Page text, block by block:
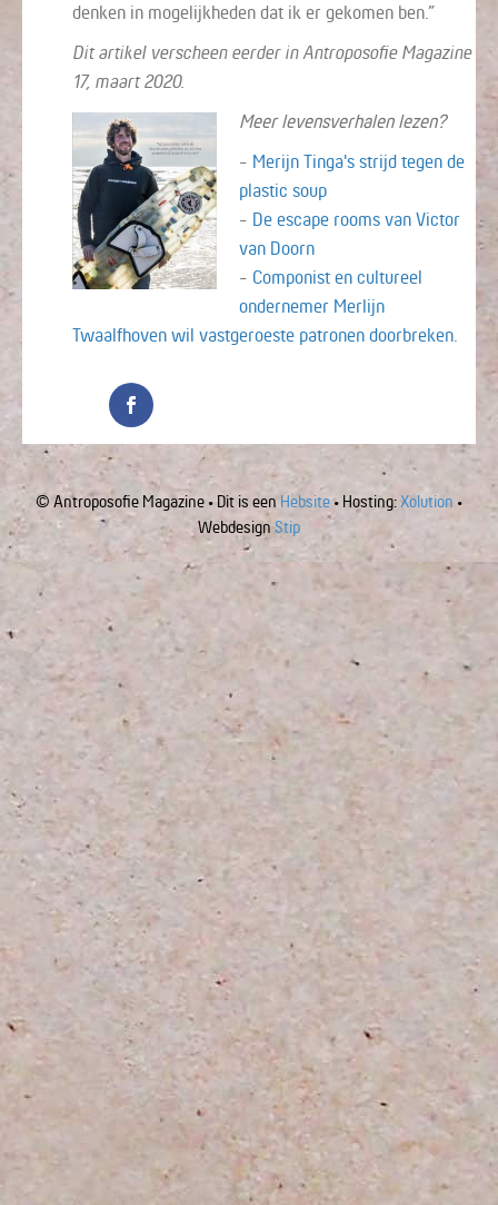
denken in mogelijkheden dat ik er gekomen ben.”
Dit artikel verscheen eerder in Antroposofie Magazine
17, maart 2020.
Meer levensverhalen lezen?
- Merijn Tinga's strijd tegen de
plastic soup
- De escape rooms van Victor
van Doorn
- Componist en cultureel
ondernemer Merlijn
Twaalfhoven wil vastgeroeste patronen doorbreken.
© Antroposofie Magazine • Dit is eenHebsite • Hosting:Xolution •
WebdesignStip